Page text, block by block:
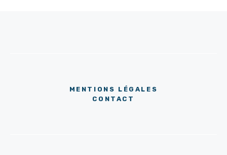
MENTIONS LÉGALES
CONTACT